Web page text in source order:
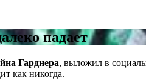
падает
Гарднера, выложил в
как никогда.